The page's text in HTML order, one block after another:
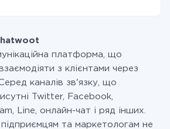
вашої системи в іншу через
Детальніше про
платформа, що
з клієнтами через
каналів зв'язку, що
Twitter, Facebook,
Line, онлайн-чат і ряд інших.
та маркетологам не